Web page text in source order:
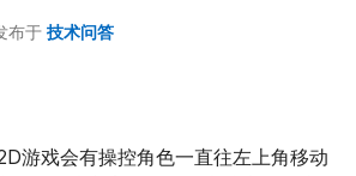
布于 技术问答
游戏会有操控角色一直往左上角移动